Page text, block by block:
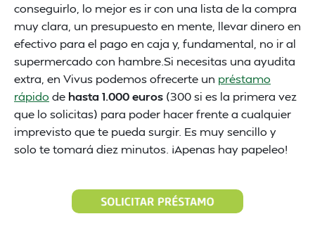
conseguirlo, lo mejor es ir con una lista de la compra
muy clara, un presupuesto en mente, llevar dinero en
efectivo para el pago en caja y, fundamental, no ir al
supermercado con hambre.Si necesitas una ayudita
extra, en Vivus podemos ofrecerte un préstamo
rápido de hasta 1.000 euros (300 si es la primera vez
que lo solicitas) para poder hacer frente a cualquier
imprevisto que te pueda surgir. Es muy sencillo y
solo te tomará diez minutos. ¡Apenas hay papeleo!